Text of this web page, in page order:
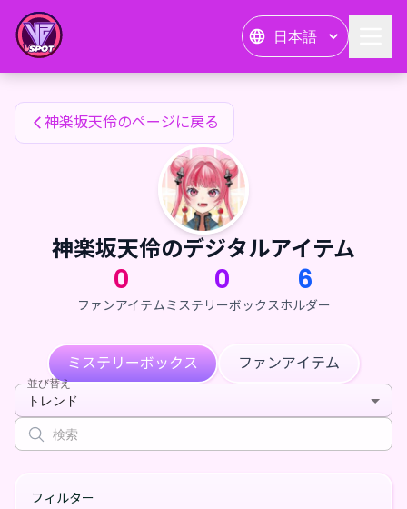
日本語
神楽坂天伶のファンアイテム
神楽坂天伶のページに戻る
神楽坂天伶のデジタルアイテム
0
ファンアイテム
0
ミステリーボックス
6
ホルダー
ミステリーボックス ファンアイテム
並び替え
トレンド
フィルター
神楽坂天伶のファンアイテム — 24karat